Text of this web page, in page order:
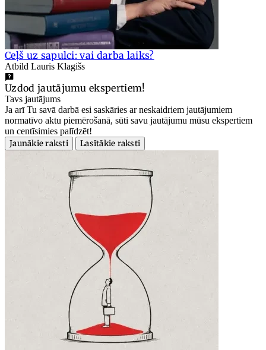
Ceļš uz sapulci: vai darba laiks?
Atbild Lauris Klagišs
Uzdod jautājumu ekspertiem!
Tavs jautājums
Ja arī Tu savā darbā esi saskāries ar neskaidriem jautājumiem
normatīvo aktu piemērošanā, sūti savu jautājumu mūsu ekspertiem
un centīsimies palīdzēt!
Jaunākie raksti
Lasītākie raksti